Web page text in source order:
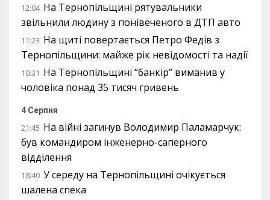
12:04 На Тернопільщині рятувальники
звільнили людину з понівеченого в ДТП авто
11:23 На щиті повертається Петро Федів з
Тернопільщини: майже рік невідомості та надії
10:31 На Тернопільщині “банкір” виманив у
чоловіка понад 35 тисяч гривень
4 Серпня
21:45 На війні загинув Володимир Паламарчук:
був командиром інженерно-саперного
відділення
18:40 У середу на Тернопільщині очікується
шалена спека